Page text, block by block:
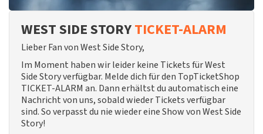
WEST SIDE STORYTICKET-ALARM
Lieber Fan von West Side Story,
Im Moment haben wir leider keine Tickets für West
Side Story verfügbar. Melde dich für den TopTicketShop
TICKET-ALARM an. Dann erhältst du automatisch eine
Nachricht von uns, sobald wieder Tickets verfügbar
sind. So verpasst du nie wieder eine Show von West Side
Story!